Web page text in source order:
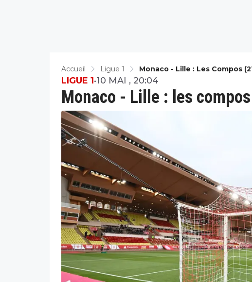
Accueil Ligue 1 Monaco - Lille : Les Compos
Monaco - Lille : les
LIGUE 1•10 MAI , 20:04